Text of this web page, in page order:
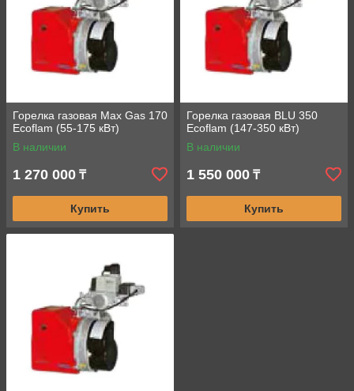
Горелка газовая Max Gas 170
Ecoflam (55-175 кВт)
В наличии
1 270 000 ₸
Купить
Горелка газовая BLU 350
Ecoflam (147-350 кВт)
В наличии
1 550 000 ₸
Купить